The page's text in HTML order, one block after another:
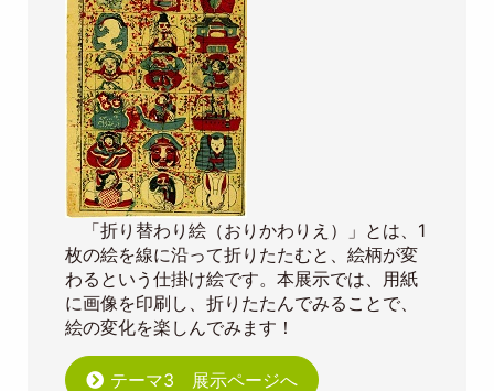
「折り替わり絵（おりかわりえ）」とは、1
枚の絵を線に沿って折りたたむと、絵柄が変
わるという仕掛け絵です。本展示では、用紙
に画像を印刷し、折りたたんでみることで、
絵の変化を楽しんでみます！
テーマ3 展示ページへ